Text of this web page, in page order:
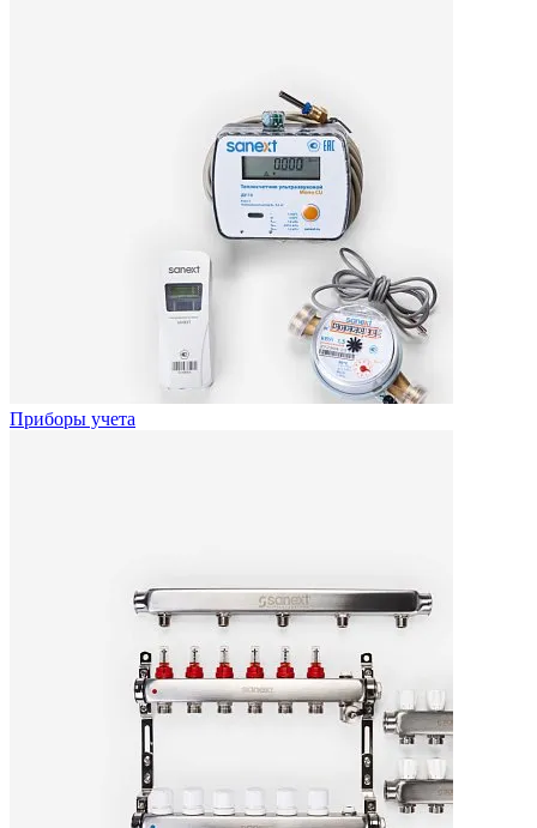
Приборы учета